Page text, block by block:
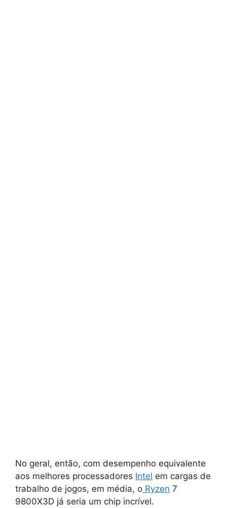
No geral, então, com desempenho equivalente
aos melhores processadores Intel em cargas de
trabalho de jogos, em média, o Ryzen 7
9800X3D já seria um chip incrível.